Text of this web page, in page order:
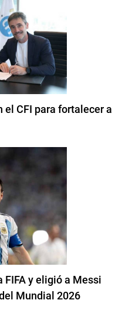
CFI para fortalecer a
FIFA y eligió a Messi
Mundial 2026